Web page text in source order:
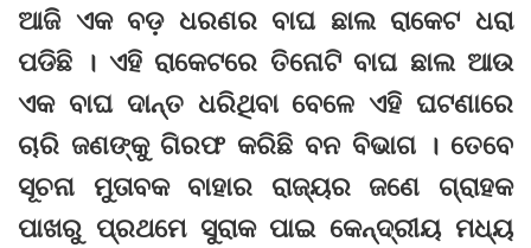
ଆଜି ଏକ ବଡ଼ ଧରଣର ବାଘ ଛାଲ ରାକେଟ ଧରା
ପଡିଛି । ଏହି ରାକେଟରେ ତିନୋଟି ବାଘ ଛାଲ ଆଉ
ଏକ ବାଘ ଦାନ୍ତ ଧରିଥିବା ବେଳେ ଏହି ଘଟଣାରେ
ଚାରି ଜଣଙ୍କୁ ଗିରଫ କରିଛି ବନ ବିଭାଗ । ତେବେ
ସୂଚନା ମୁତାବକ ବାହାର ରାଜ୍ୟର ଜଣେ ଗ୍ରାହକ
ପାଖରୁ ପ୍ରଥମେ ସୁରାକ ପାଇ କେନ୍ଦ୍ରୀୟ ମଧ୍ୟ